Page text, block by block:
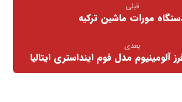
قبلی
مورات ماشین ترکیه
بعدی
آلومینیوم مدل فوم اینداستری ایتالیا